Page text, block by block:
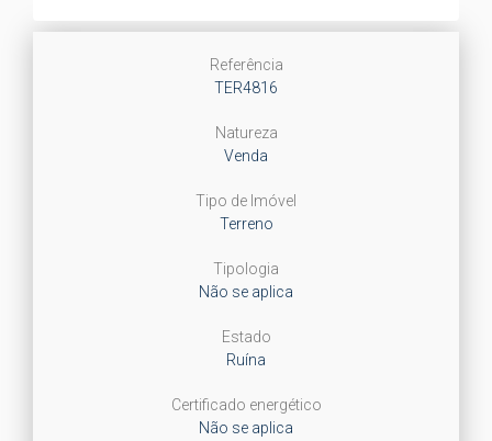
Referência
TER4816
Natureza
Venda
Tipo de Imóvel
Terreno
Tipologia
Não se aplica
Estado
Ruína
Certificado energético
Não se aplica